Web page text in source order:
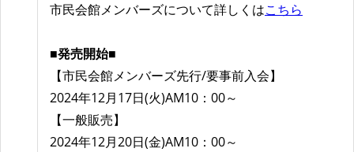
市民会館メンバーズについて詳しくはこちら
■発売開始■
【市民会館メンバーズ先行/要事前入会】
2024年12月17日(火)AM10：00～
【一般販売】
2024年12月20日(金)AM10：00～